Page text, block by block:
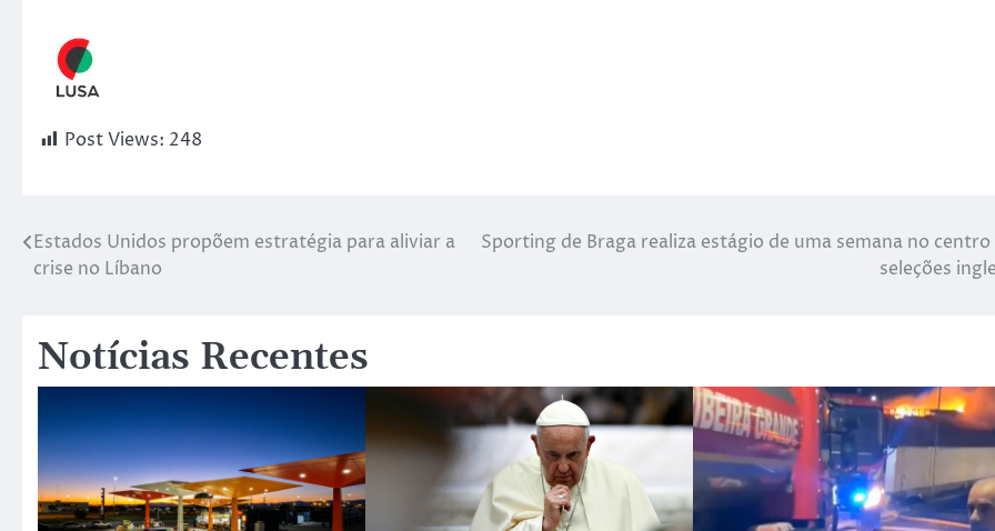
Post Views: 248
Estados Unidos propõem estratégia para aliviar a
crise no Líbano
Sporting de Braga realiza estágio de uma semana no centro
seleções
Notícias Recentes